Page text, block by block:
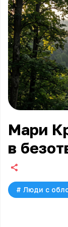
Мари
в
# Люди с